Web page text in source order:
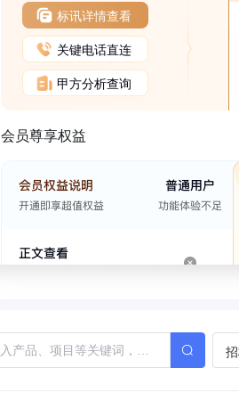
标讯详情查看
关键电话直连
甲方分析查询
会员尊享权益